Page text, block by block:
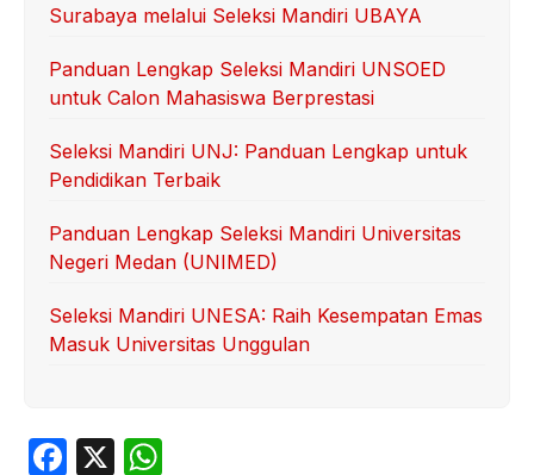
Surabaya melalui Seleksi Mandiri UBAYA
Panduan Lengkap Seleksi Mandiri UNSOED
untuk Calon Mahasiswa Berprestasi
Seleksi Mandiri UNJ: Panduan Lengkap untuk
Pendidikan Terbaik
Panduan Lengkap Seleksi Mandiri Universitas
Negeri Medan (UNIMED)
Seleksi Mandiri UNESA: Raih Kesempatan Emas
Masuk Universitas Unggulan
F
X